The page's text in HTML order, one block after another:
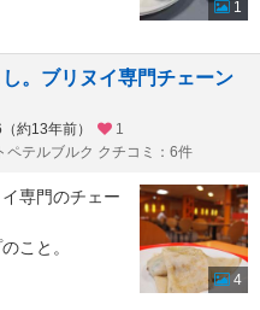
1
。ブリヌイ専門チェーン
約13年前）
1
ペテルブルク クチコミ：6件
専門のチェー
こと。
4